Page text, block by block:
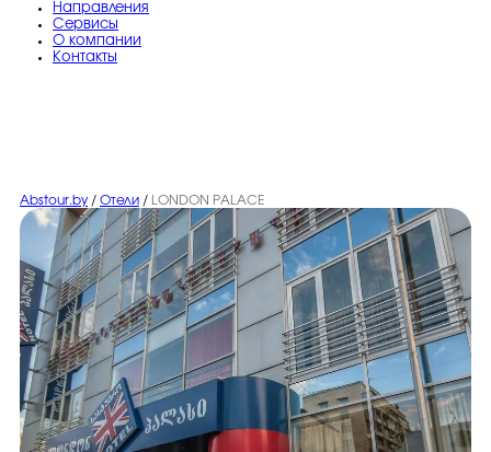
Направления
Сервисы
O компании
Контакты
Abstour.by / Отели / LONDON PALACE